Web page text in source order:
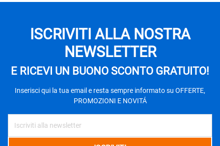
ISCRIVITI ALLA NOSTRA
NEWSLETTER
E RICEVI UN BUONO SCONTO GRATUITO!
Inserisci qui la tua email e resta sempre informato su OFFERTE,
PROMOZIONI E NOVITÁ